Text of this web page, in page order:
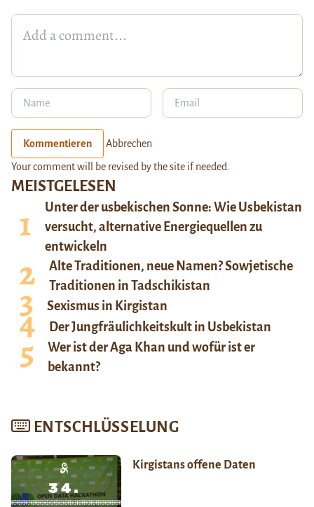
MEISTGELESEN
Unter der usbekischen Sonne: Wie Usbekistan
versucht, alternative Energiequellen zu
entwickeln
Alte Traditionen, neue Namen? Sowjetische
Traditionen in Tadschikistan
Sexismus in Kirgistan
Der Jungfräulichkeitskult in Usbekistan
Wer ist der Aga Khan und wofür ist er
bekannt?
ENTSCHLÜSSELUNG
Kirgistans offene Daten
Kommentieren Abbrechen
Your comment will be revised by the site if needed.